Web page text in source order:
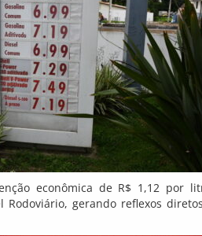
econômica de R$ 1,12 por
gerando reflexos